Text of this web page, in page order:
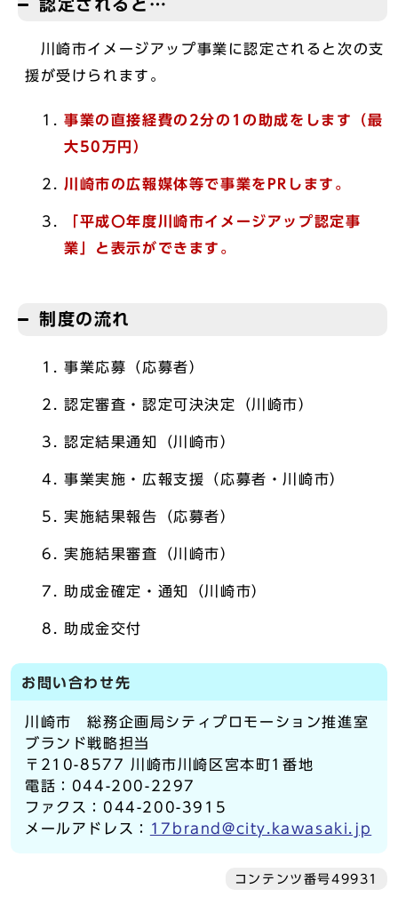
認定されると…
川崎市イメージアップ事業に認定されると次の支
援が受けられます。
事業の直接経費の2分の1の助成をします（最
大50万円）
川崎市の広報媒体等で事業をPRします。
「平成〇年度川崎市イメージアップ認定事
業」と表示ができます。
制度の流れ
事業応募（応募者）
認定審査・認定可決決定（川崎市）
認定結果通知（川崎市）
事業実施・広報支援（応募者・川崎市）
実施結果報告（応募者）
実施結果審査（川崎市）
助成金確定・通知（川崎市）
助成金交付
お問い合わせ先
川崎市 総務企画局シティプロモーション推進室
ブランド戦略担当
〒210-8577 川崎市川崎区宮本町1番地
電話：044-200-2297
ファクス：044-200-3915
メールアドレス：
17brand@city.kawasaki.jp
コンテンツ番号49931